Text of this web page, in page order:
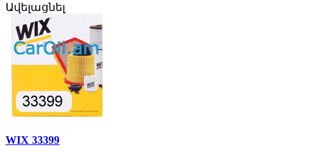
Ավելացնել
WIX 33399